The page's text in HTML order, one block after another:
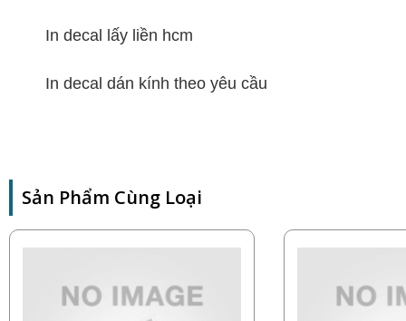
In decal lấy liền hcm
In decal dán kính theo yêu cầu
Sản Phẩm Cùng Loại